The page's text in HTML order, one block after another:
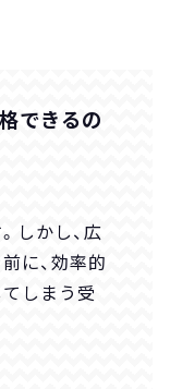
できるの
しかし、広
に、効率的
しまう受